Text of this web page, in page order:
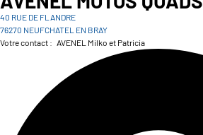
40 RUE DE FLANDRE
76270 NEUFCHATEL EN BRAY
Votre contact : AVENEL Milko et Patricia